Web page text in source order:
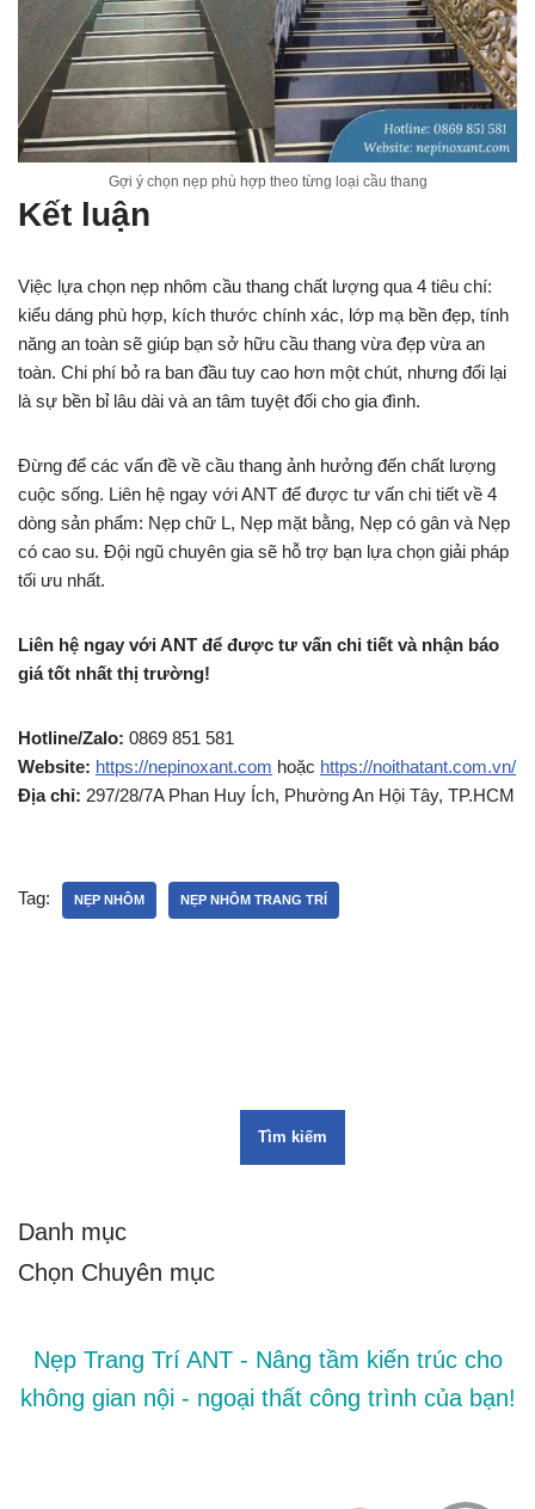
Gợi ý chọn nẹp phù hợp theo từng loại cầu thang
Kết luận
Việc lựa chọn nẹp nhôm cầu thang chất lượng qua 4 tiêu chí:
kiểu dáng phù hợp, kích thước chính xác, lớp mạ bền đẹp, tính
năng an toàn sẽ giúp bạn sở hữu cầu thang vừa đẹp vừa an
toàn. Chi phí bỏ ra ban đầu tuy cao hơn một chút, nhưng đổi lại
là sự bền bỉ lâu dài và an tâm tuyệt đối cho gia đình.
Đừng để các vấn đề về cầu thang ảnh hưởng đến chất lượng
cuộc sống. Liên hệ ngay với ANT để được tư vấn chi tiết về 4
dòng sản phẩm: Nẹp chữ L, Nẹp mặt bằng, Nẹp có gân và Nẹp
có cao su. Đội ngũ chuyên gia sẽ hỗ trợ bạn lựa chọn giải pháp
tối ưu nhất.
Liên hệ ngay với ANT để được tư vấn chi tiết và nhận báo
giá tốt nhất thị trường!
Hotline/Zalo: 0869 851 581
Website: https://nepinoxant.com hoặc https://noithatant.com.vn/
Địa chỉ: 297/28/7A Phan Huy Ích, Phường An Hội Tây, TP.HCM
Tag: NẸP NHÔM NẸP NHÔM TRANG TRÍ
Tìm kiếm
Danh mục
Nẹp Trang Trí ANT - Nâng tầm kiến trúc cho
không gian nội - ngoại thất công trình của bạn!